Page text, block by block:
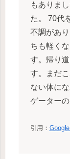
もありま
た。 70代
不調があ
ちも軽く
す。帰り
す。まだ
ない体に
ゲーター
引用：